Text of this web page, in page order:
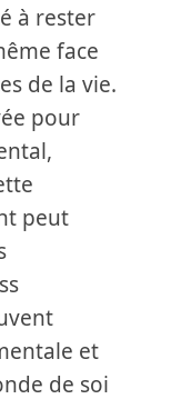
à rester
face
de la vie.
pour
peut
et
de soi